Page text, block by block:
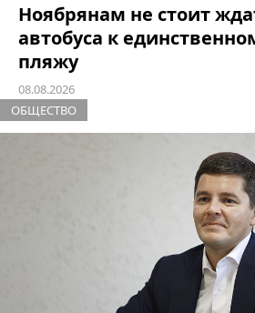
Ноябрянам не стоит
автобуса к
пляжу
08.08.2026
ОБЩЕСТВО